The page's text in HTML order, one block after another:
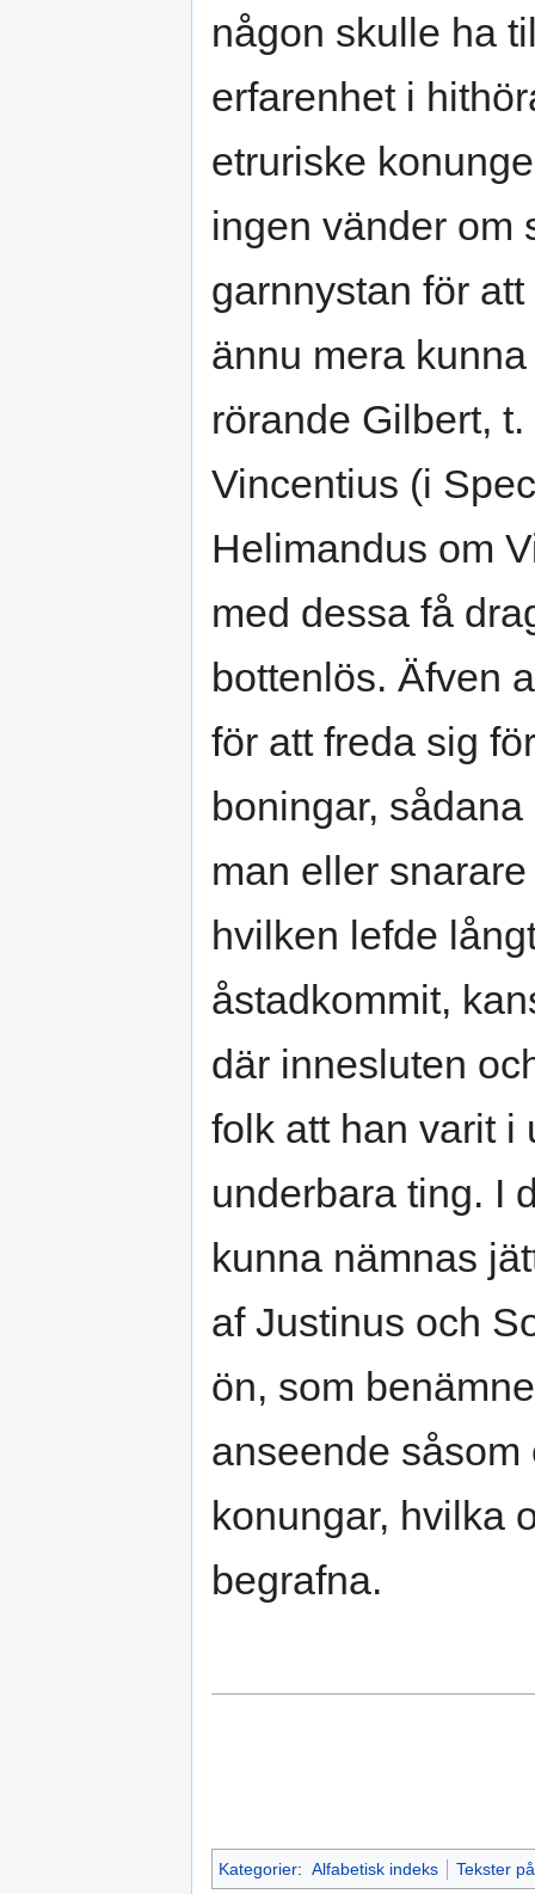
någon skulle ha
erfarenhet i
etruriske
ingen vänder om
garnnystan för
ännu mera
rörande Gilbert,
Vincentius (i
Helimandus om
med dessa få
bottenlös. Äfven
för att freda sig
boningar,
man eller
hvilken lefde
åstadkommit,
där innesluten
folk att han varit i
underbara ting. I
kunna nämnas
af Justinus och
ön, som
anseende
konungar, hvilka
begrafna.
Kategorier: Alfabetisk indeks Tekster